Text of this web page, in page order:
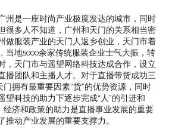
州是一座时尚产业极度发达的城市，同时
很多人不知道，广州和天门的关系相当密
做服装产业的天门人返乡创业，天门市着
当地5000余家传统服装企业士气大振，转
，天门市与遥望网络科技达成合作，设立
播团队和主播人才。对于直播带货成功三
拥有最重要因素“货”的优势资源，同时
望科技的助力下逐步完成“人”的引进和
经济和政策的助力是直播事业发展的重要
动产业发展的重要支撑力。